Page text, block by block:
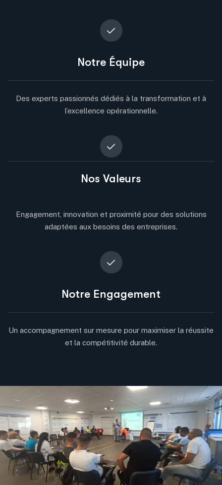
Notre Équipe
Des experts passionnés dédiés à la transformation et à
l’excellence opérationnelle.
Nos Valeurs
Engagement, innovation et proximité pour des solutions
adaptées aux besoins des entreprises.
Notre Engagement
Un accompagnement sur mesure pour maximiser la réussite
et la compétitivité durable.